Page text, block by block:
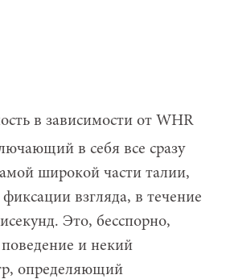
в себя все сразу
широкой части талии,
взгляда, в течение
Это, бесспорно,
и некий
определяющий